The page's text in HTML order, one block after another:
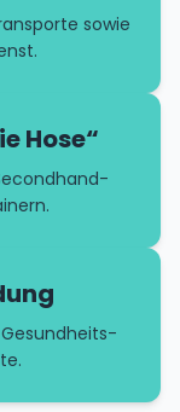
sowie
Hose“